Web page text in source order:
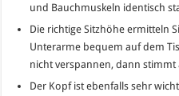
und Bauchmuskeln identisch
Die richtige Sitzhöhe ermitteln
Unterarme bequem auf dem
nicht verspannen, dann stimmt
Der Kopf ist ebenfalls sehr